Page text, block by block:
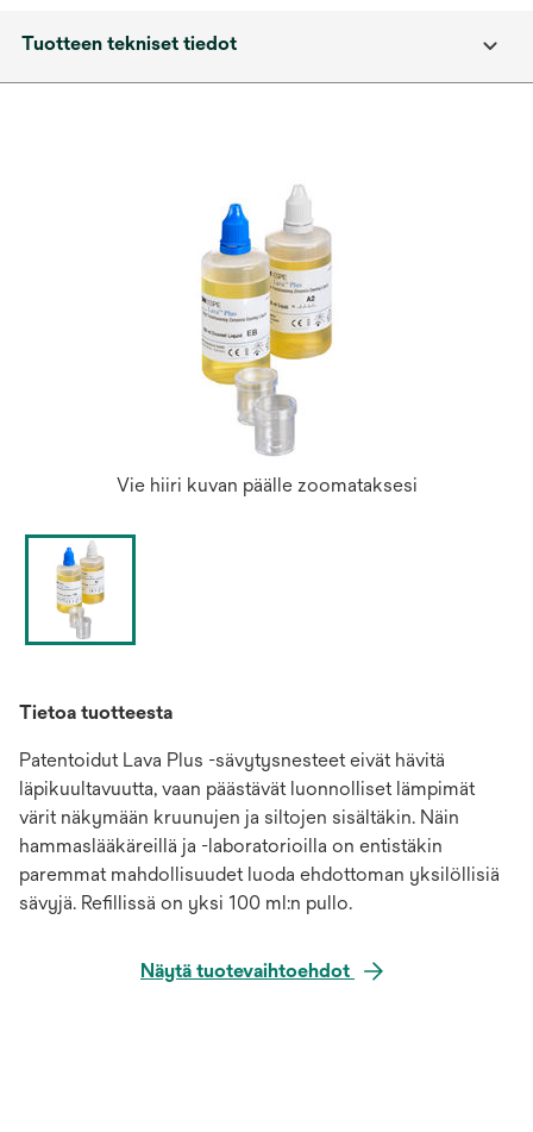
Tuotteen tekniset tiedot
Vie hiiri kuvan päälle zoomataksesi
Tietoa tuotteesta
Patentoidut Lava Plus -sävytysnesteet eivät hävitä
läpikuultavuutta, vaan päästävät luonnolliset lämpimät
värit näkymään kruunujen ja siltojen sisältäkin. Näin
hammaslääkäreillä ja -laboratorioilla on entistäkin
paremmat mahdollisuudet luoda ehdottoman yksilöllisiä
sävyjä. Refillissä on yksi 100 ml:n pullo.
Näytä tuotevaihtoehdot